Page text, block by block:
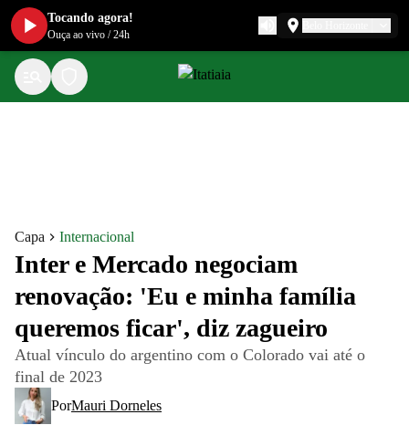
Capa Internacional
Inter e Mercado negociam
renovação: 'Eu e minha família
queremos ficar', diz zagueiro
Atual vínculo do argentino com o Colorado vai até o
final de 2023
PorMauri Dorneles
Tocando agora!
Ouça ao vivo /24h